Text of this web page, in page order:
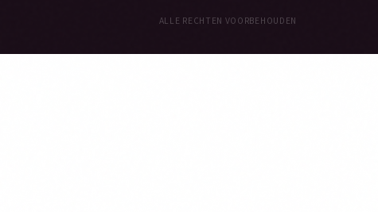
ALLE RECHTEN VOORBEHOUDEN